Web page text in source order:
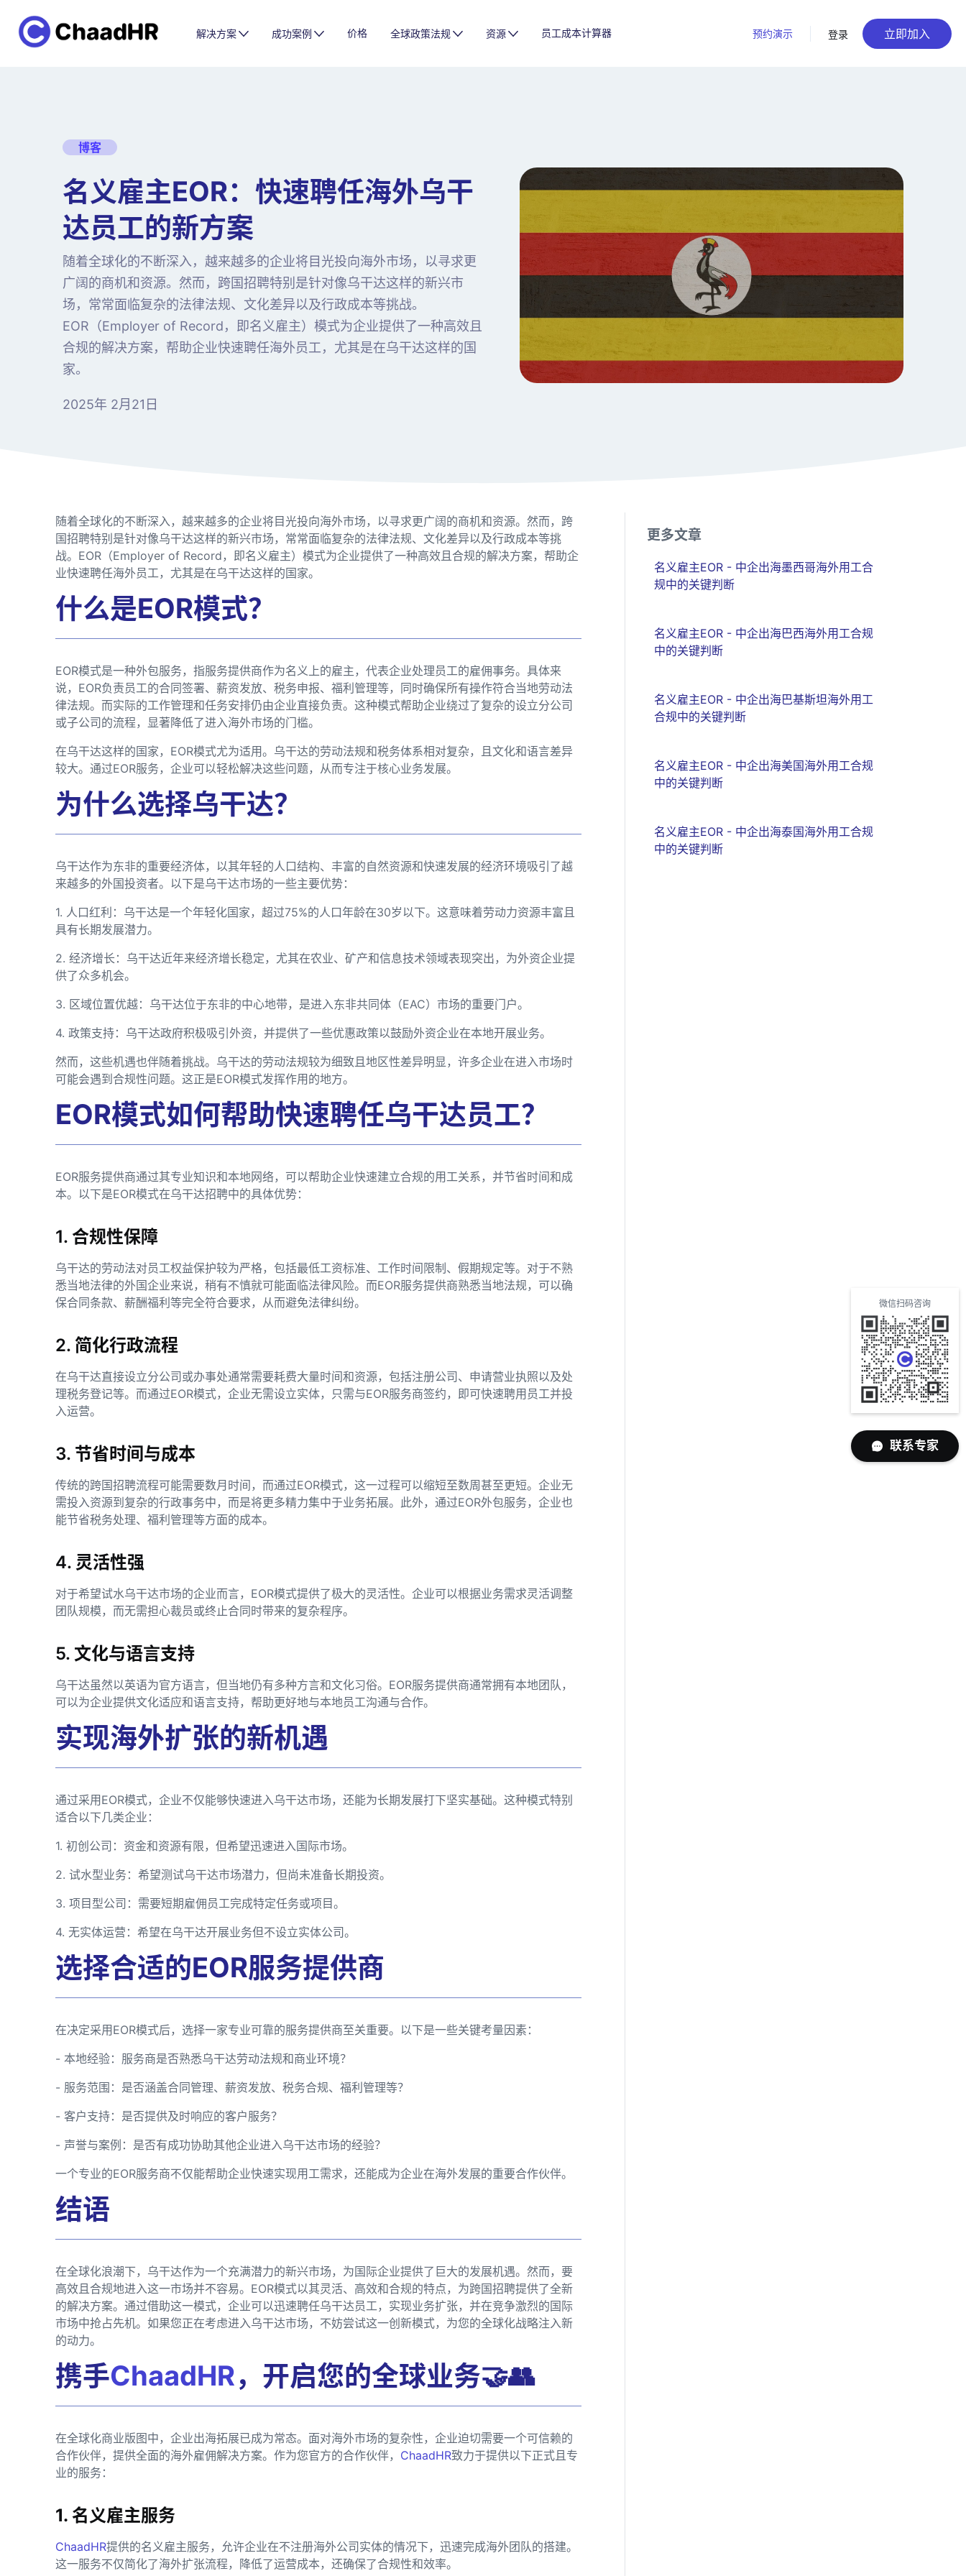
解决方案 成功案例 价格 全球政策法规 资源 员工成本计算器 预约演示 登录 立即加入
博客
名义雇主EOR：快速聘任海外乌干
达员工的新方案
随着全球化的不断深入，越来越多的企业将目光投向海外市场，以寻求更
广阔的商机和资源。然而，跨国招聘特别是针对像乌干达这样的新兴市
场，常常面临复杂的法律法规、文化差异以及行政成本等挑战。
EOR（Employer of Record，即名义雇主）模式为企业提供了一种高效且
合规的解决方案，帮助企业快速聘任海外员工，尤其是在乌干达这样的国
家。
2025年 2月21日
随着全球化的不断深入，越来越多的企业将目光投向海外市场，以寻求更广阔的商机和资源。然而，跨
国招聘特别是针对像乌干达这样的新兴市场，常常面临复杂的法律法规、文化差异以及行政成本等挑
战。EOR（Employer of Record，即名义雇主）模式为企业提供了一种高效且合规的解决方案，帮助企
业快速聘任海外员工，尤其是在乌干达这样的国家。
什么是EOR模式？
EOR模式是一种外包服务，指服务提供商作为名义上的雇主，代表企业处理员工的雇佣事务。具体来
说，EOR负责员工的合同签署、薪资发放、税务申报、福利管理等，同时确保所有操作符合当地劳动法
律法规。而实际的工作管理和任务安排仍由企业直接负责。这种模式帮助企业绕过了复杂的设立分公司
或子公司的流程，显著降低了进入海外市场的门槛。
在乌干达这样的国家，EOR模式尤为适用。乌干达的劳动法规和税务体系相对复杂，且文化和语言差异
较大。通过EOR服务，企业可以轻松解决这些问题，从而专注于核心业务发展。
为什么选择乌干达？
乌干达作为东非的重要经济体，以其年轻的人口结构、丰富的自然资源和快速发展的经济环境吸引了越
来越多的外国投资者。以下是乌干达市场的一些主要优势：
1. 人口红利：乌干达是一个年轻化国家，超过75%的人口年龄在30岁以下。这意味着劳动力资源丰富且
具有长期发展潜力。
2. 经济增长：乌干达近年来经济增长稳定，尤其在农业、矿产和信息技术领域表现突出，为外资企业提
供了众多机会。
3. 区域位置优越：乌干达位于东非的中心地带，是进入东非共同体（EAC）市场的重要门户。
4. 政策支持：乌干达政府积极吸引外资，并提供了一些优惠政策以鼓励外资企业在本地开展业务。
然而，这些机遇也伴随着挑战。乌干达的劳动法规较为细致且地区性差异明显，许多企业在进入市场时
可能会遇到合规性问题。这正是EOR模式发挥作用的地方。
EOR模式如何帮助快速聘任乌干达员工？
EOR服务提供商通过其专业知识和本地网络，可以帮助企业快速建立合规的用工关系，并节省时间和成
本。以下是EOR模式在乌干达招聘中的具体优势：
1. 合规性保障
乌干达的劳动法对员工权益保护较为严格，包括最低工资标准、工作时间限制、假期规定等。对于不熟
悉当地法律的外国企业来说，稍有不慎就可能面临法律风险。而EOR服务提供商熟悉当地法规，可以确
保合同条款、薪酬福利等完全符合要求，从而避免法律纠纷。
2. 简化行政流程
在乌干达直接设立分公司或办事处通常需要耗费大量时间和资源，包括注册公司、申请营业执照以及处
理税务登记等。而通过EOR模式，企业无需设立实体，只需与EOR服务商签约，即可快速聘用员工并投
入运营。
3. 节省时间与成本
传统的跨国招聘流程可能需要数月时间，而通过EOR模式，这一过程可以缩短至数周甚至更短。企业无
需投入资源到复杂的行政事务中，而是将更多精力集中于业务拓展。此外，通过EOR外包服务，企业也
能节省税务处理、福利管理等方面的成本。
4. 灵活性强
对于希望试水乌干达市场的企业而言，EOR模式提供了极大的灵活性。企业可以根据业务需求灵活调整
团队规模，而无需担心裁员或终止合同时带来的复杂程序。
5. 文化与语言支持
乌干达虽然以英语为官方语言，但当地仍有多种方言和文化习俗。EOR服务提供商通常拥有本地团队，
可以为企业提供文化适应和语言支持，帮助更好地与本地员工沟通与合作。
实现海外扩张的新机遇
通过采用EOR模式，企业不仅能够快速进入乌干达市场，还能为长期发展打下坚实基础。这种模式特别
适合以下几类企业：
1. 初创公司：资金和资源有限，但希望迅速进入国际市场。
2. 试水型业务：希望测试乌干达市场潜力，但尚未准备长期投资。
3. 项目型公司：需要短期雇佣员工完成特定任务或项目。
4. 无实体运营：希望在乌干达开展业务但不设立实体公司。
选择合适的EOR服务提供商
在决定采用EOR模式后，选择一家专业可靠的服务提供商至关重要。以下是一些关键考量因素：
- 本地经验：服务商是否熟悉乌干达劳动法规和商业环境？
- 服务范围：是否涵盖合同管理、薪资发放、税务合规、福利管理等？
- 客户支持：是否提供及时响应的客户服务？
- 声誉与案例：是否有成功协助其他企业进入乌干达市场的经验？
一个专业的EOR服务商不仅能帮助企业快速实现用工需求，还能成为企业在海外发展的重要合作伙伴。
结语
在全球化浪潮下，乌干达作为一个充满潜力的新兴市场，为国际企业提供了巨大的发展机遇。然而，要
高效且合规地进入这一市场并不容易。EOR模式以其灵活、高效和合规的特点，为跨国招聘提供了全新
的解决方案。通过借助这一模式，企业可以迅速聘任乌干达员工，实现业务扩张，并在竞争激烈的国际
市场中抢占先机。如果您正在考虑进入乌干达市场，不妨尝试这一创新模式，为您的全球化战略注入新
的动力。
携手ChaadHR，开启您的全球业务🤝👥
在全球化商业版图中，企业出海拓展已成为常态。面对海外市场的复杂性，企业迫切需要一个可信赖的
合作伙伴，提供全面的海外雇佣解决方案。作为您官方的合作伙伴， ChaadHR致力于提供以下正式且专
业的服务：
1. 名义雇主服务
ChaadHR提供的名义雇主服务，允许企业在不注册海外公司实体的情况下，迅速完成海外团队的搭建。
这一服务不仅简化了海外扩张流程，降低了运营成本，还确保了合规性和效率。
更多文章
名义雇主EOR - 中企出海墨西哥海外用工合
规中的关键判断
名义雇主EOR - 中企出海巴西海外用工合规
中的关键判断
名义雇主EOR - 中企出海巴基斯坦海外用工
合规中的关键判断
名义雇主EOR - 中企出海美国海外用工合规
中的关键判断
名义雇主EOR - 中企出海泰国海外用工合规
中的关键判断
微信扫码咨询
联系专家